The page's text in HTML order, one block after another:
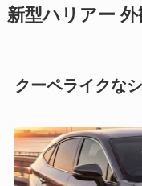
新型ハリアー
クーペライクな